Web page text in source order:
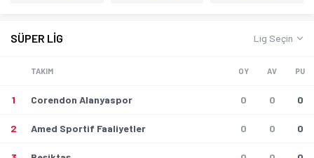
Lig Seçin
SÜPER LİG
TAKIM OY AV PU
1 Corendon Alanyaspor 0 0 0
2 Amed Sportif Faaliyetler 0 0 0